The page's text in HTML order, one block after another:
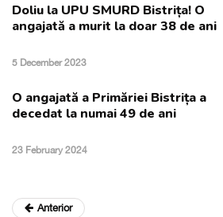
Doliu la UPU SMURD Bistrița! O
angajată a murit la doar 38 de ani
5 December 2023
O angajată a Primăriei Bistrița a
decedat la numai 49 de ani
23 February 2024
Anterior